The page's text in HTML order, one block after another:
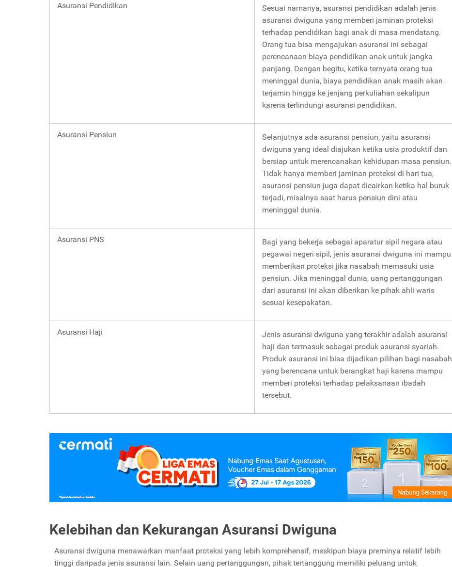
Asuransi Pendidikan
Sesuai namanya, asuransi pendidikan adalah jenis
asuransi dwiguna yang memberi jaminan proteksi
terhadap pendidikan bagi anak di masa mendatang.
Orang tua bisa mengajukan asuransi ini sebagai
perencanaan biaya pendidikan anak untuk jangka
panjang. Dengan begitu, ketika ternyata orang tua
meninggal dunia, biaya pendidikan anak masih akan
terjamin hingga ke jenjang perkuliahan sekalipun
karena terlindungi asuransi pendidikan.
Asuransi Pensiun
Selanjutnya ada asuransi pensiun, yaitu asuransi
dwiguna yang ideal diajukan ketika usia produktif dan
bersiap untuk merencanakan kehidupan masa pensiun.
Tidak hanya memberi jaminan proteksi di hari tua,
asuransi pensiun juga dapat dicairkan ketika hal buruk
terjadi, misalnya saat harus pensiun dini atau
meninggal dunia.
Asuransi PNS
Bagi yang bekerja sebagai aparatur sipil negara atau
pegawai negeri sipil, jenis asuransi dwiguna ini mampu
memberikan proteksi jika nasabah memasuki usia
pensiun. Jika meninggal dunia, uang pertanggungan
dari asuransi ini akan diberikan ke pihak ahli waris
sesuai kesepakatan.
Asuransi Haji
Jenis asuransi dwiguna yang terakhir adalah asuransi
haji dan termasuk sebagai produk asuransi syariah.
Produk asuransi ini bisa dijadikan pilihan bagi nasabah
yang berencana untuk berangkat haji karena mampu
memberi proteksi terhadap pelaksanaan ibadah
tersebut.
Kelebihan dan Kekurangan Asuransi Dwiguna
Asuransi dwiguna menawarkan manfaat proteksi yang lebih komprehensif, meskipun biaya preminya relatif lebih
tinggi daripada jenis asuransi lain. Selain uang pertanggungan, pihak tertanggung memiliki peluang untuk